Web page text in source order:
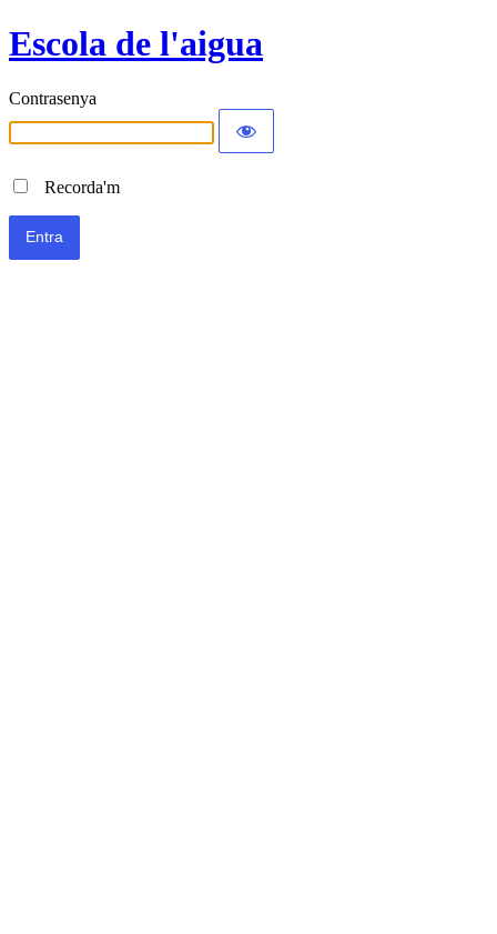
Escola de l'aigua
Contrasenya
Recorda'm